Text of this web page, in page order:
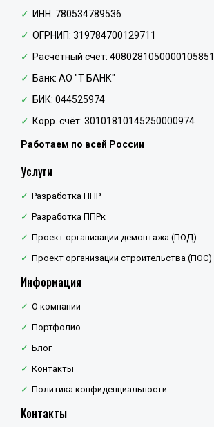
ИНН: 780534789536
ОГРНИП: 319784700129711
Расчётный счёт:
Банк: АО "Т БАНК"
БИК: 044525974
Корр. счёт: 30101810145250000974
Работаем по всей России
Услуги
Разработка ППР
Разработка ППРк
Проект организации демонтажа (ПОД)
Проект организации строительства (ПОС)
Информация
О компании
Портфолио
Блог
Контакты
Политика конфиденциальности
Контакты